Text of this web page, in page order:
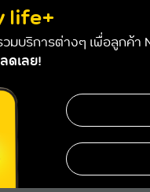
life+
มบริการต่างๆ เพื่อลูกค้า
ดเลย!